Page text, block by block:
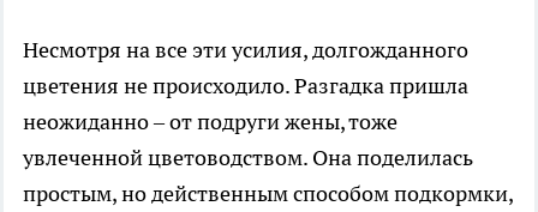
Несмотря на все эти усилия, долгожданного
цветения не происходило. Разгадка пришла
неожиданно – от подруги жены, тоже
увлеченной цветоводством. Она поделилась
простым, но действенным способом подкормки,